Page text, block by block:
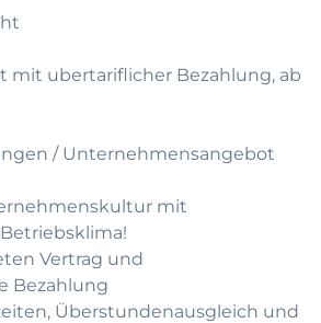
mit ubertariflicher Bezahlung, ab
/ Unternehmensangebot
mit
Vertrag und
Bezahlung
Überstundenausgleich und